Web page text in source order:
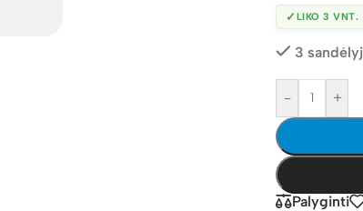
✓ LIKO 3 VNT.
3
- +
Palyginti